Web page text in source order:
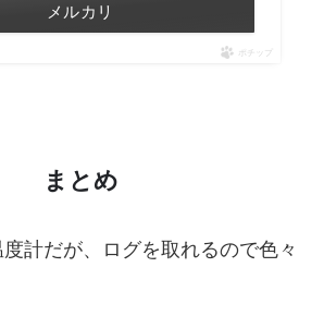
メルカリ
ポチップ
まとめ
計だが、ログを取れるので色々